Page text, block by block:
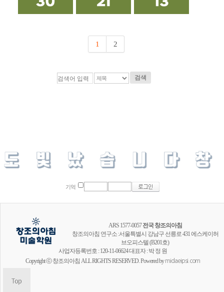
1 2
검색
기억
ARS 1577-0057전국 창조의아침
창조의아침 연구소 :서울특별시 강남구 선릉로 431 에스케이허
브오피스텔 (B201호)
사업자등록번호 : 120-11-06624 대표자 : 박 정 원
Copyright ⓒ 창조의아침 ALL RIGHTS RESERVED. Powered bymidaeipsi.com